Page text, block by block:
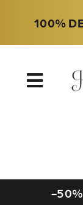
100%
Toggle
A propos-50%